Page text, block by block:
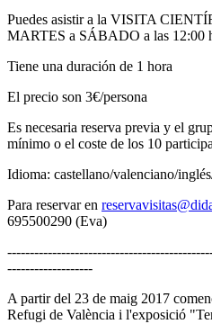
Puedes asistir a la VISITA
MARTES a SÁBADO a las 12:00
Tiene una duración de 1 hora
El precio son 3€/persona
Es necesaria reserva previa y el
mínimo o el coste de los 10
Idioma: castellano/valenciano/
Para reservar en
695500290 (Eva)
-------------------
A partir del 23 de maig 2017
Refugi de València i l'exposició